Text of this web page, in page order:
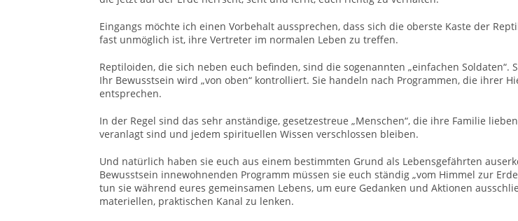
Eingangs möchte ich einen Vorbehalt aussprechen, dass sich die oberste Kaste der
fast unmöglich ist, ihre Vertreter im normalen Leben zu treffen.
Reptiloiden, die sich neben euch befinden, sind die sogenannten „einfachen Soldaten“.
Ihr Bewusstsein wird „von oben“ kontrolliert. Sie handeln nach Programmen, die ihrer
entsprechen.
In der Regel sind das sehr anständige, gesetzestreue „Menschen“, die ihre Familie
veranlagt sind und jedem spirituellen Wissen verschlossen bleiben.
Und natürlich haben sie euch aus einem bestimmten Grund als Lebensgefährten
Bewusstsein innewohnenden Programm müssen sie euch ständig „vom Himmel zur
tun sie während eures gemeinsamen Lebens, um eure Gedanken und Aktionen
materiellen, praktischen Kanal zu lenken.